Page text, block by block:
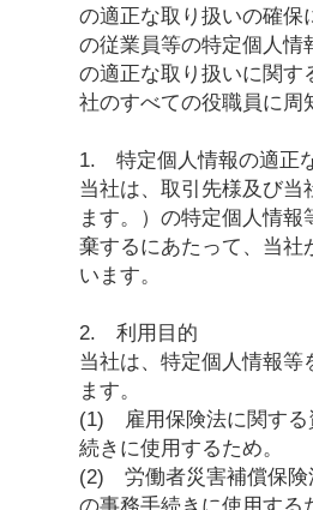
の適正な取り扱いの確保
の従業員等の特定個人情
の適正な取り扱いに関す
社のすべての役職員に周
1. 特定個人情報の適正
当社は、取引先様及び当
ます。）の特定個人情
棄するにあたって、当社
います。
2. 利用目的
当社は、特定個人情報等
ます。
(1) 雇用保険法に関する
続きに使用するため。
(2) 労働者災害補償保険